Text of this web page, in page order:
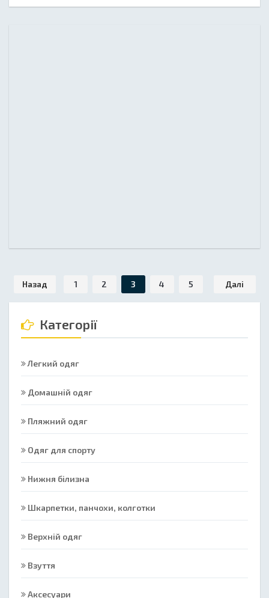
Назад 1 2 3 4 5 Далі
Категорії
Легкий одяг
Домашній одяг
Пляжний одяг
Одяг для спорту
Нижня білизна
Шкарпетки, панчохи, колготки
Верхній одяг
Взуття
Аксесуари